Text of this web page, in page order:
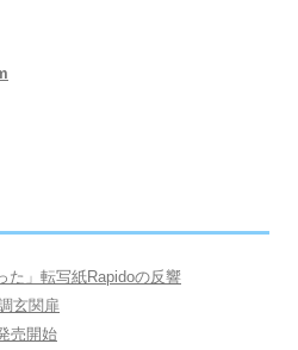
た」転写紙Rapidoの反響
玄関扉
売開始